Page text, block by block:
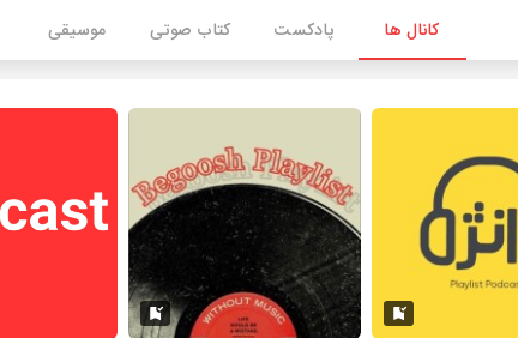
کانال ها پادکست کتاب صوتی موسیقی